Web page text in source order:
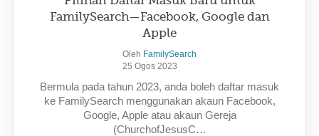
FamilySearch—Facebook, Google dan
Apple
Oleh FamilySearch
25 Ogos 2023
Bermula pada tahun 2023, anda boleh daftar masuk
ke FamilySearch menggunakan akaun Facebook,
Google, Apple atau akaun Gereja
(ChurchofJesusC…